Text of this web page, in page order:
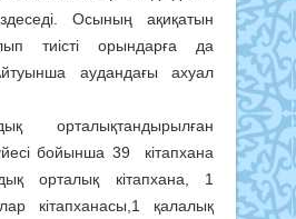
Осының ақиқатын
тиісті орындарға да
аудандағы ахуал
орталықтандырылған
бойынша 39 кітапхана
орталық кітапхана, 1
кітапханасы,1 қалалық